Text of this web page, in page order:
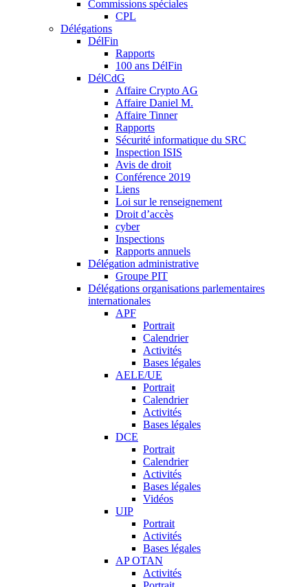
Commissions spéciales
CPL
Délégations
DélFin
Rapports
100 ans DélFin
DélCdG
Affaire Crypto AG
Affaire Daniel M.
Affaire Tinner
Rapports
Sécurité informatique du SRC
Inspection ISIS
Avis de droit
Conférence 2019
Liens
Loi sur le renseignement
Droit d’accès
cyber
Inspections
Rapports annuels
Délégation administrative
Groupe PIT
Délégations organisations parlementaires
internationales
APF
Portrait
Calendrier
Activités
Bases légales
AELE/UE
Portrait
Calendrier
Activités
Bases légales
DCE
Portrait
Calendrier
Activités
Bases légales
Vidéos
UIP
Portrait
Activités
Bases légales
AP OTAN
Activités